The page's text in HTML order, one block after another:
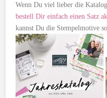
Wenn Du viel lieber die
bestell Dir einfach einen Satz
kannst Du die Stempelmotive